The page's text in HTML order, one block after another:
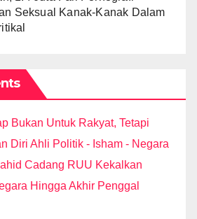
Seksual Kanak-Kanak Dalam
Bukan Untuk Rakyat, Tetapi
Diri Ahli Politik - Isham - Negara
Cadang RUU Kekalkan
Hingga Akhir Penggal